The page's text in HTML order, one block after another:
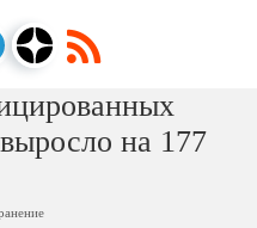
на 177